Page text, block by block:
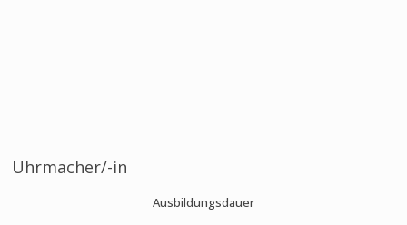
Uhrmacher/-in
Ausbildungsdauer